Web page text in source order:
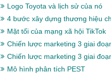
Logo Toyota và lịch sử của nó
4 bước xây dựng thương hiệu
Mặt tối của mạng xã hội TikTok
Chiến lược marketing 3 giai
Chiến lược marketing 3 giai
Mô hình phân tích PEST